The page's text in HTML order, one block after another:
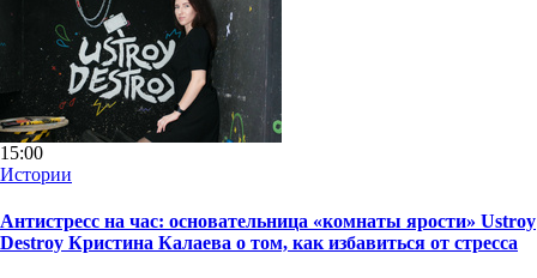
15:00
Истории
Антистресс на час: основательница «комнаты ярости» Ustroy
Destroy Кристина Калаева о том, как избавиться от стресса